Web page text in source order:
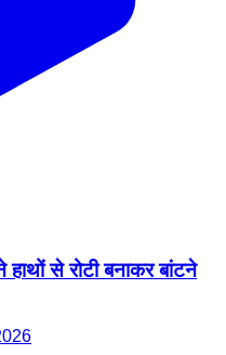
से रोटी बनाकर बांटने